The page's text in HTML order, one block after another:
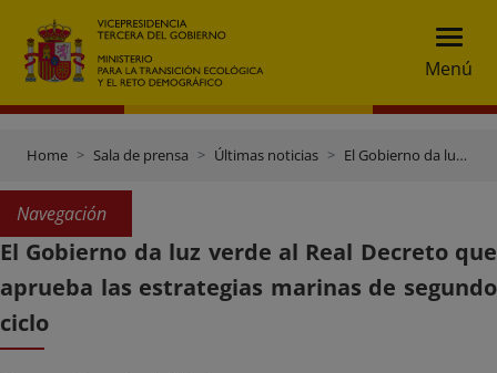
Menú
Home Sala de prensa Últimas noticias El Gobierno da luz verde al Real Decreto que aprueba las estrategias marinas de segundo ciclo
Navegación
El Gobierno da luz verde al Real Decreto que
aprueba las estrategias marinas de segundo
ciclo